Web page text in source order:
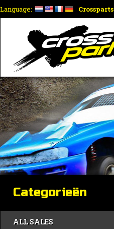
Language: Crossparts
Categorieën
ALL SALES